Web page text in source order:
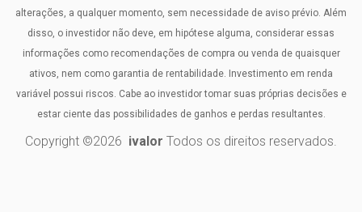
alterações, a qualquer momento, sem necessidade de aviso prévio. Além
disso, o investidor não deve, em hipótese alguma, considerar essas
informações como recomendações de compra ou venda de quaisquer
ativos, nem como garantia de rentabilidade. Investimento em renda
variável possui riscos. Cabe ao investidor tomar suas próprias decisões e
estar ciente das possibilidades de ganhos e perdas resultantes.
Copyright ©2026 ivalor Todos os direitos reservados.